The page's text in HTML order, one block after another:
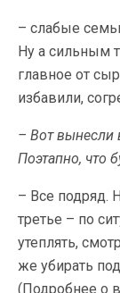
– слабые
Ну а сильным
главное от
избавили,
– Вот вынесли
Поэтапно, что
– Все подряд.
третье – по
утеплять,
же убирать
(Подробнее о